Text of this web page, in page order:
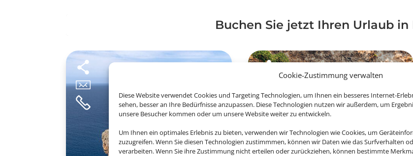
Cookie-Zustimmung verwalten
Diese Website verwendet Cookies und Targeting Technologien, um Ihnen ein besseres Internet-
sehen, besser an Ihre Bedürfnisse anzupassen. Diese Technologien nutzen wir außerdem, um
unsere Besucher kommen oder um unsere Website weiter zu entwickeln.
Um Ihnen ein optimales Erlebnis zu bieten, verwenden wir Technologien wie Cookies, um
zuzugreifen. Wenn Sie diesen Technologien zustimmmen, können wir Daten wie das Surfverhalten
verarbeiten. Wenn Sie ihre Zustimmung nicht erteilen oder zurückziehen, können bestimmte
Buchen Sie jetzt Ihren Urlaub in